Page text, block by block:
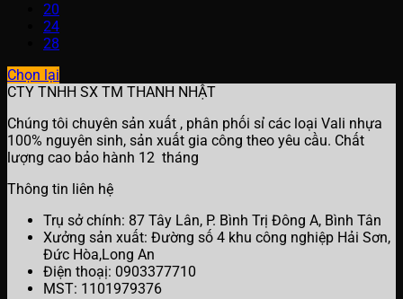
20
24
28
Chọn lại
CTY TNHH SX TM THANH NHẬT
Chúng tôi chuyên sản xuất , phân phối sỉ các loại Vali nhựa
100% nguyên sinh, sản xuất gia công theo yêu cầu. Chất
lượng cao bảo hành 12 tháng
Thông tin liên hệ
Trụ sở chính: 87 Tây Lân, P. Bình Trị Đông A, Bình Tân
Xưởng sản xuất: Đường số 4 khu công nghiệp Hải Sơn,
Đức Hòa,Long An
Điện thoạị: 0903377710
MST: 1101979376